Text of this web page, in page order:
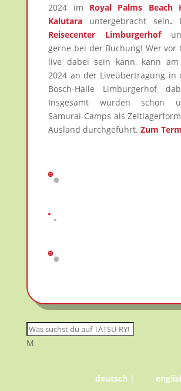
2024 im Royal Palms Beach
Kalutara untergebracht sein.
Reisecenter Limburgerhof
gerne bei der Buchung! Wer vor
live dabei sein kann, kann
2024 an der Liveübertragung in
Bosch-Halle Limburgerhof
Insgesamt wurden schon
Samurai-Camps als
Ausland durchgeführt.Zum
M
deutsch |